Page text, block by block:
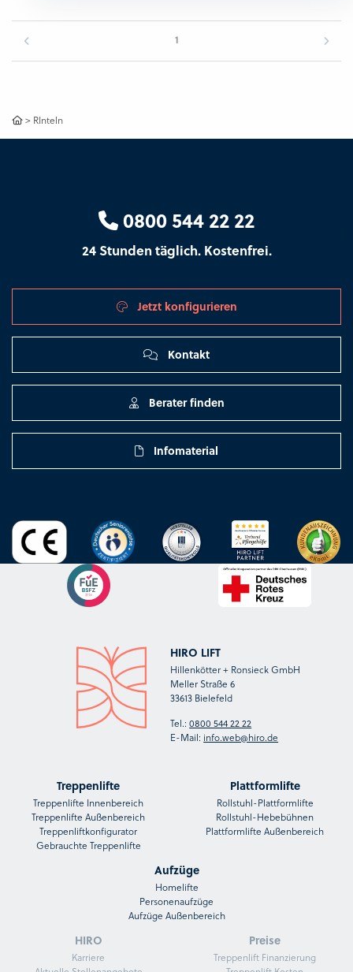
1
> RInteln
0800 544 22 22
24 Stunden täglich. Kostenfrei.
Jetzt konfigurieren
Kontakt
Berater finden
Infomaterial
HIRO LIFT
Hillenkötter + Ronsieck GmbH
Meller Straße 6
33613 Bielefeld
Tel.:0800 544 22 22
E-Mail: info.web@hiro.de
Treppenlifte
Treppenlifte Innenbereich
Treppenlifte Außenbereich
Treppenliftkonfigurator
Gebrauchte Treppenlifte
Plattformlifte
Rollstuhl-Plattformlifte
Rollstuhl-Hebebühnen
Plattformlifte Außenbereich
Aufzüge
Homelifte
Personenaufzüge
Aufzüge Außenbereich
HIRO
Karriere
Preise
Treppenlift Finanzierung